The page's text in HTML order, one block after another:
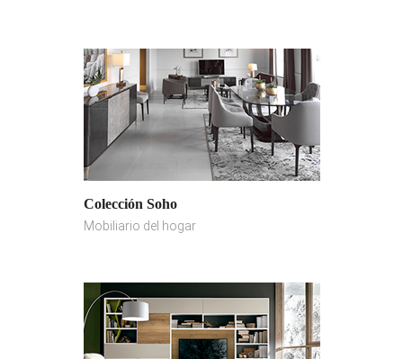
Colección Soho
Mobiliario del hogar